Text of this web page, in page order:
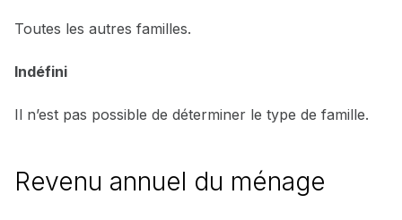
Toutes les autres familles.
Indéfini
Il n’est pas possible de déterminer le type de famille.
Revenu annuel du ménage